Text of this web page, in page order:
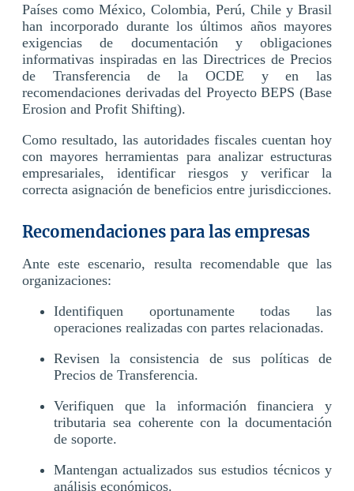
Países como México, Colombia, Perú, Chile y Brasil
han incorporado durante los últimos años mayores
exigencias de documentación y obligaciones
informativas inspiradas en las Directrices de Precios
de Transferencia de la OCDE y en las
recomendaciones derivadas del Proyecto BEPS (Base
Erosion and Profit Shifting).
Como resultado, las autoridades fiscales cuentan hoy
con mayores herramientas para analizar estructuras
empresariales, identificar riesgos y verificar la
correcta asignación de beneficios entre jurisdicciones.
Recomendaciones para las empresas
Ante este escenario, resulta recomendable que las
organizaciones:
Identifiquen oportunamente todas las
operaciones realizadas con partes relacionadas.
Revisen la consistencia de sus políticas de
Precios de Transferencia.
Verifiquen que la información financiera y
tributaria sea coherente con la documentación
de soporte.
Mantengan actualizados sus estudios técnicos y
análisis económicos.